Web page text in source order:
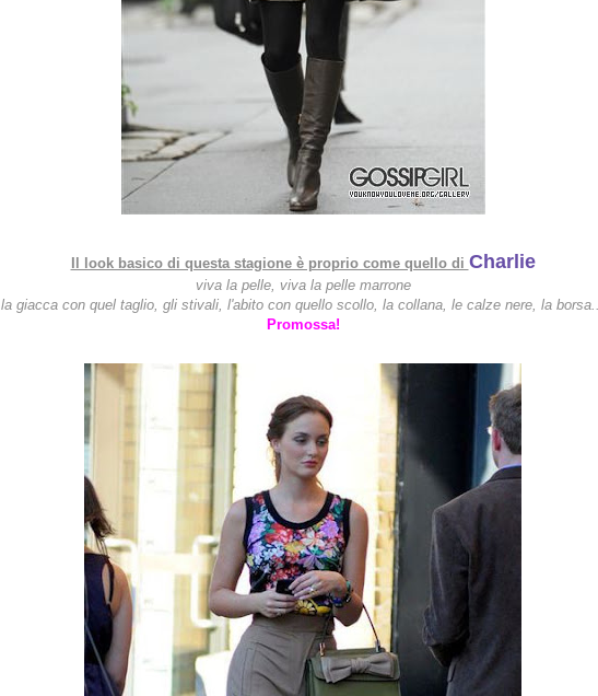
Il look basico di questa stagione è proprio come quello di Charlie
viva la pelle, viva la pelle marrone
la giacca con quel taglio, gli stivali, l'abito con quello scollo, la collana, le calze nere, la borsa...
Promossa!